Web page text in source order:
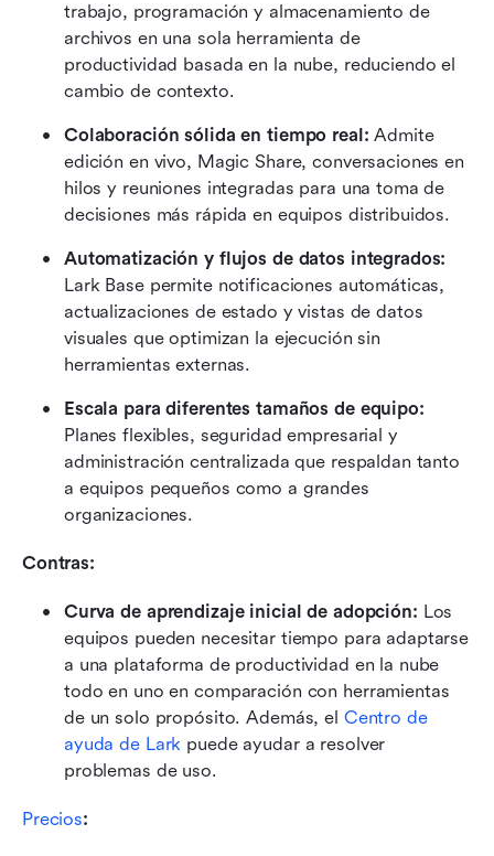
trabajo, programación y almacenamiento de
archivos en una sola herramienta de
productividad basada en la nube, reduciendo el
cambio de contexto.
Colaboración sólida en tiempo real: Admite
edición en vivo, Magic Share, conversaciones en
hilos y reuniones integradas para una toma de
decisiones más rápida en equipos distribuidos.
Automatización y flujos de datos integrados:
Lark Base permite notificaciones automáticas,
actualizaciones de estado y vistas de datos
visuales que optimizan la ejecución sin
herramientas externas.
Escala para diferentes tamaños de equipo:
Planes flexibles, seguridad empresarial y
administración centralizada que respaldan tanto
a equipos pequeños como a grandes
organizaciones.
Contras:
Curva de aprendizaje inicial de adopción: Los
equipos pueden necesitar tiempo para adaptarse
a una plataforma de productividad en la nube
todo en uno en comparación con herramientas
de un solo propósito. Además, el Centro de
ayuda de Lark puede ayudar a resolver
problemas de uso.
Precios: